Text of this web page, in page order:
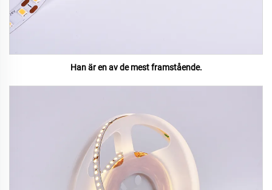
Han är en av de mest framstående.